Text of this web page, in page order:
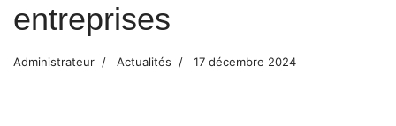
entreprises
Administrateur Actualités 17 décembre 2024